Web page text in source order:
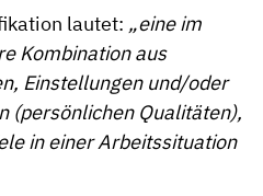
lautet: „eine im
Kombination aus
Einstellungen und/oder
(persönlichen Qualitäten),
in einer Arbeitssituation